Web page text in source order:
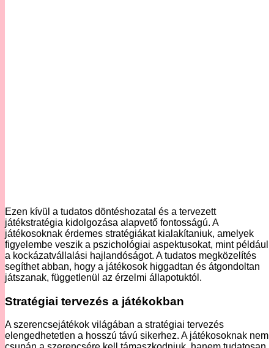
Ezen kívül a tudatos döntéshozatal és a tervezett
játékstratégia kidolgozása alapvető fontosságú. A
játékosoknak érdemes stratégiákat kialakítaniuk, amelyek
figyelembe veszik a pszichológiai aspektusokat, mint például
a kockázatvállalási hajlandóságot. A tudatos megközelítés
segíthet abban, hogy a játékosok higgadtan és átgondoltan
játszanak, függetlenül az érzelmi állapotuktól.
Stratégiai tervezés a játékokban
A szerencsejátékok világában a stratégiai tervezés
elengedhetetlen a hosszú távú sikerhez. A játékosoknak nem